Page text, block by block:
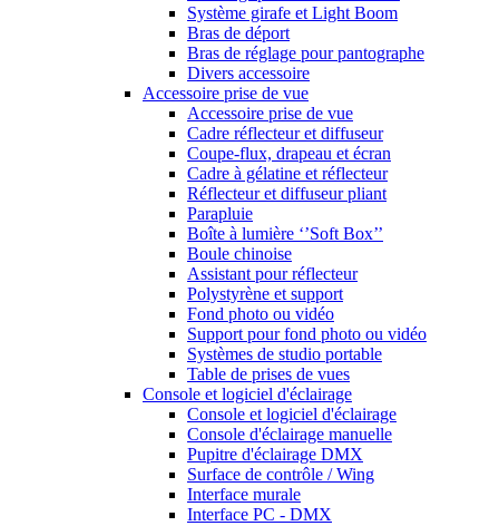
Système girafe et Light Boom
Bras de déport
Bras de réglage pour pantographe
Divers accessoire
Accessoire prise de vue
Accessoire prise de vue
Cadre réflecteur et diffuseur
Coupe-flux, drapeau et écran
Cadre à gélatine et réflecteur
Réflecteur et diffuseur pliant
Parapluie
Boîte à lumière ‘’Soft Box’’
Boule chinoise
Assistant pour réflecteur
Polystyrène et support
Fond photo ou vidéo
Support pour fond photo ou vidéo
Systèmes de studio portable
Table de prises de vues
Console et logiciel d'éclairage
Console et logiciel d'éclairage
Console d'éclairage manuelle
Pupitre d'éclairage DMX
Surface de contrôle / Wing
Interface murale
Interface PC - DMX